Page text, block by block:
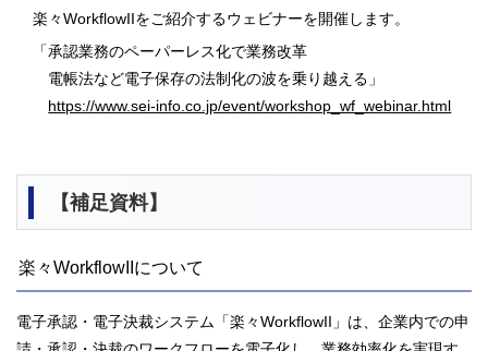
楽々WorkflowIIをご紹介するウェビナーを開催します。
「承認業務のペーパーレス化で業務改革
電帳法など電子保存の法制化の波を乗り越える」
https://www.sei-info.co.jp/event/workshop_wf_webinar.html
【補足資料】
楽々WorkflowIIについて
電子承認・電子決裁システム「楽々WorkflowII」は、企業内での申